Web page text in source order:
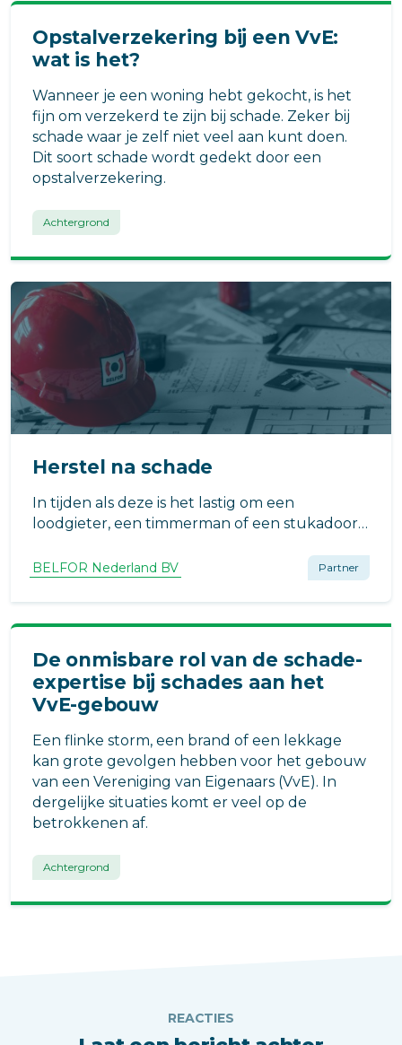
Opstalverzekering bij een VvE:
wat is het?
Wanneer je een woning hebt gekocht, is het
fijn om verzekerd te zijn bij schade. Zeker bij
schade waar je zelf niet veel aan kunt doen.
Dit soort schade wordt gedekt door een
opstalverzekering.
Achtergrond
Herstel na schade
In tijden als deze is het lastig om een
loodgieter, een timmerman of een stukadoor
gebouwen willen na schade maar één ding: zo
voorafgaand aan de schade.
BELFOR Nederland BV Partner
De onmisbare rol van de schade-
expertise bij schades aan het
VvE-gebouw
Een flinke storm, een brand of een lekkage
kan grote gevolgen hebben voor het gebouw
van een Vereniging van Eigenaars (VvE). In
dergelijke situaties komt er veel op de
betrokkenen af.
Achtergrond
REACTIES